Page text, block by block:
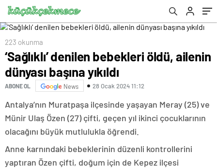
223 okunma
‘Sağlıklı’ denilen bebekleri öldü, ailenin
dünyası başına yıkıldı
ABONE OL News 28 Ocak 2024 11:12
Antalya’nın Muratpaşa ilçesinde yaşayan Meray (25) ve
Münir Ulaş Özen (27) çifti, geçen yıl ikinci çocuklarının
olacağını büyük mutlulukla öğrendi.
Anne karnındaki bebeklerinin düzenli kontrollerini
yaptıran Özen çifti, doğum için de Kepez ilçesi